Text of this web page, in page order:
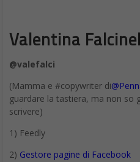
Valentina
@valefalci
(Mamma e #copywriter di
guardare la tastiera, ma non so
scrivere)
1) Feedly
2) Gestore pagine di Facebook